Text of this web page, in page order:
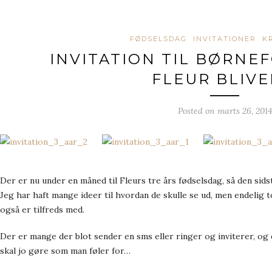
FØDSELSDAG INVITATIONER
INVITATION TIL
FLEUR
Posted on marts 26, 2014
Der er nu under en måned til Fleurs tre års fødselsdag, så den
Jeg har haft mange ideer til hvordan de skulle se ud, men endelig
også er tilfreds med.
Der er mange der blot sender en sms eller ringer og inviterer,
skal jo gøre som man føler for…